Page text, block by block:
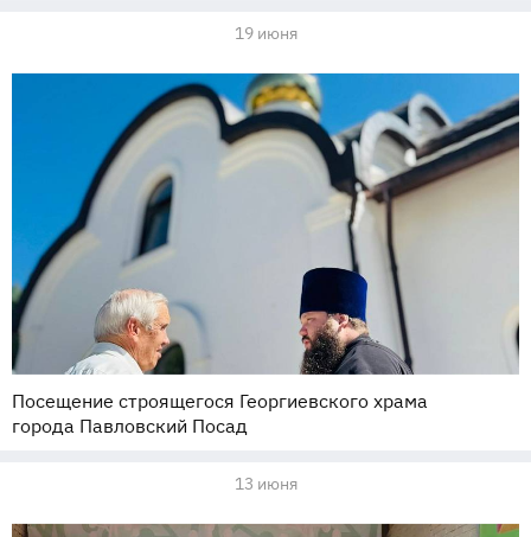
19 июня
Посещение строящегося Георгиевского храма
города Павловский Посад
13 июня